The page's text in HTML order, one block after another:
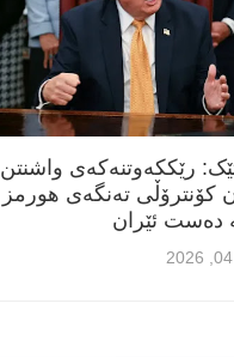
رێککەوتنەکەی واشنتن
کۆنترۆڵی تەنگەی هورمز
دەست ئێران